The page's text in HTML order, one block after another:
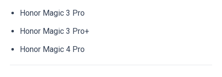
Honor Magic 3 Pro
Honor Magic 3 Pro+
Honor Magic 4 Pro